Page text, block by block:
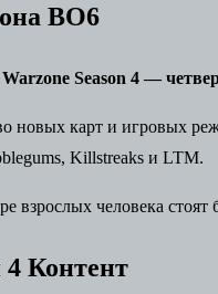
BO6
Season 4 —
новых карт и игровых
Killstreaks и LTM.
4 Контент